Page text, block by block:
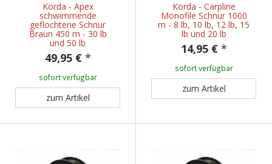
Korda - Apex
schwimmende
geflochtene Schnur
Braun 450 m - 30 lb
und 50 lb
49,95 € *
sofort verfügbar
zum Artikel
Korda - Carpline
Monofile Schnur 1000
m - 8 lb, 10 lb, 12 lb, 15
lb und 20 lb
14,95 € *
sofort verfügbar
zum Artikel